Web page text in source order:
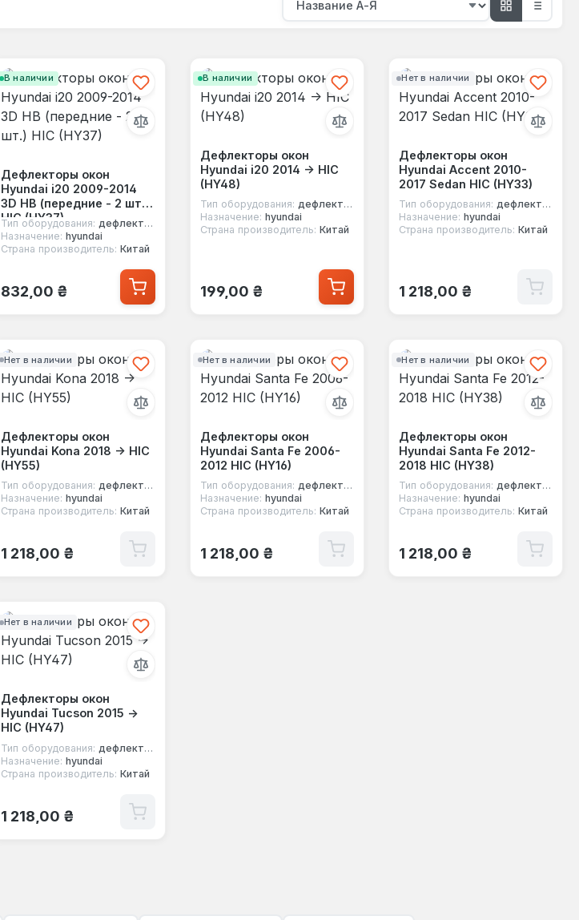
В наличии
Дефлекторы окон
Hyundai i20 2009-2014
3D HB (передние - 2 шт.)
HIC (HY37)
Тип оборудования: дефлекторы окон
Назначение: hyundai
Страна производитель: Китай
Обычная цена:
832,00 ₴
В наличии
Дефлекторы окон
Hyundai i20 2014 -> HIC
(HY48)
Тип оборудования: дефлекторы окон
Назначение: hyundai
Страна производитель: Китай
Обычная цена:
199,00 ₴
Нет в наличии
Дефлекторы окон
Hyundai Accent 2010-
2017 Sedan HIC (HY33)
Тип оборудования: дефлекторы окон
Назначение: hyundai
Страна производитель: Китай
Обычная цена:
1 218,00 ₴
Нет в наличии
Дефлекторы окон
Hyundai Kona 2018 -> HIC
(HY55)
Тип оборудования: дефлекторы окон
Назначение: hyundai
Страна производитель: Китай
Обычная цена:
1 218,00 ₴
Нет в наличии
Дефлекторы окон
Hyundai Santa Fe 2006-
2012 HIC (HY16)
Тип оборудования: дефлекторы окон
Назначение: hyundai
Страна производитель: Китай
Обычная цена:
1 218,00 ₴
Нет в наличии
Дефлекторы окон
Hyundai Santa Fe 2012-
2018 HIC (HY38)
Тип оборудования: дефлекторы окон
Назначение: hyundai
Страна производитель: Китай
Обычная цена:
1 218,00 ₴
Нет в наличии
Дефлекторы окон
Hyundai Tucson 2015 ->
HIC (HY47)
Тип оборудования: дефлекторы окон
Назначение: hyundai
Страна производитель: Китай
Обычная цена:
1 218,00 ₴